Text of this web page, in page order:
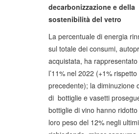
decarbonizzazione e della
sostenibilità del vetro
La percentuale di energia
sul totale dei consumi,
acquistata, ha
l’11% nel 2022 (+1% rispetto
precedente); la diminuzione
di bottiglie e vasetti
bottiglie di vino hanno
loro peso del 12% negli